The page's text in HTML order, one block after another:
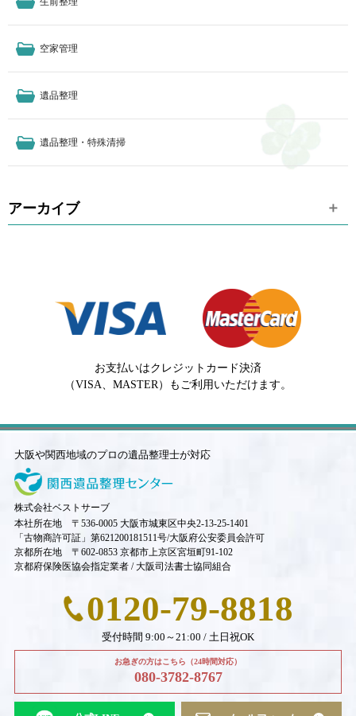
空家管理
遺品整理
遺品整理・特殊清掃
アーカイブ
お支払いはクレジットカード決済
（VISA、MASTER）もご利用いただけます。
大阪や関西地域のプロの遺品整理士が対応
株式会社ベストサーブ
本社所在地 〒536-0005 大阪市城東区中央2-13-25-1401
「古物商許可証」第621200181511号/大阪府公安委員会許可
京都所在地 〒602-0853 京都市上京区宮垣町91-102
京都府保険医協会指定業者 / 大阪司法書士協同組合
0120-79-8818
受付時間 9:00～21:00 / 土日祝OK
お急ぎの方はこちら（24時間対応）
080-3782-8767